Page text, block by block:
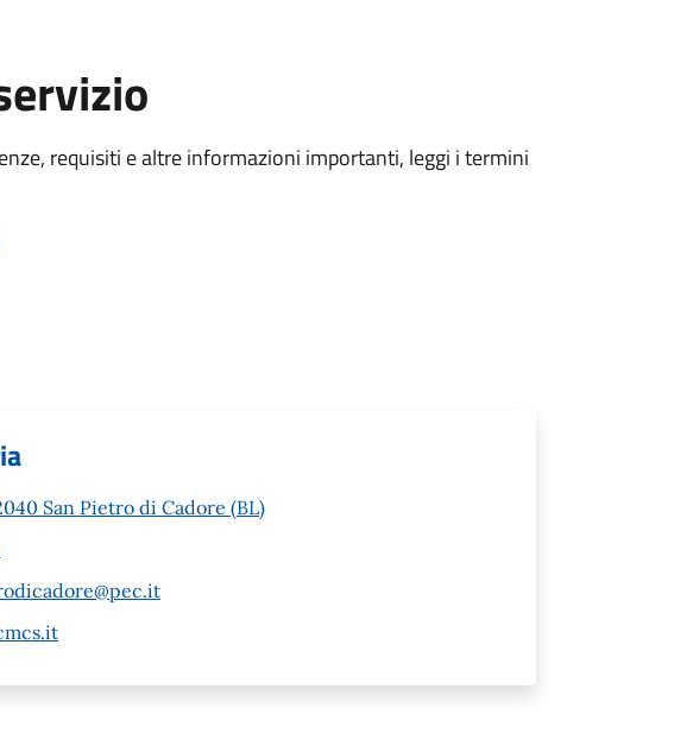
requisiti e altre informazioni importanti, leggi i termini
San Pietro di Cadore (BL)